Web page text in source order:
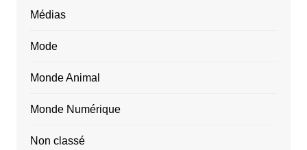
Médias
Mode
Monde Animal
Monde Numérique
Non classé